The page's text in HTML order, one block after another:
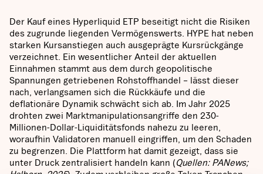
Der Kauf eines Hyperliquid ETP beseitigt nicht die Risiken
des zugrunde liegenden Vermögenswerts. HYPE hat neben
starken Kursanstiegen auch ausgeprägte Kursrückgänge
verzeichnet. Ein wesentlicher Anteil der aktuellen
Einnahmen stammt aus dem durch geopolitische
Spannungen getriebenen Rohstoffhandel – lässt dieser
nach, verlangsamen sich die Rückkäufe und die
deflationäre Dynamik schwächt sich ab. Im Jahr 2025
drohten zwei Marktmanipulationsangriffe den 230-
Millionen-Dollar-Liquiditätsfonds nahezu zu leeren,
woraufhin Validatoren manuell eingriffen, um den Schaden
zu begrenzen. Die Plattform hat damit gezeigt, dass sie
unter Druck zentralisiert handeln kann (Quellen: PANews;